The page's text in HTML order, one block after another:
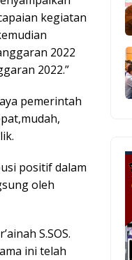
kegiatan
2022
2022.”
pemerintah
positif dalam
oleh
S.SOS.
ini telah